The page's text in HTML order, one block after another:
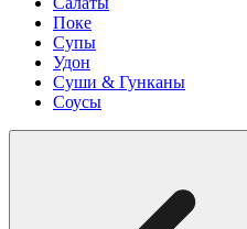
Поке
Супы
Удон
Суши & Гунканы
Соусы